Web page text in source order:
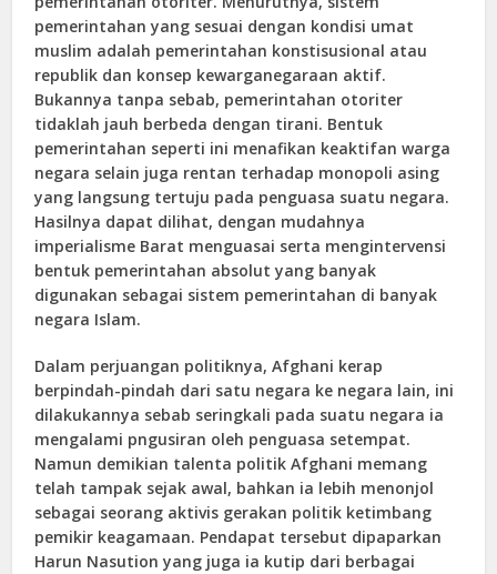
pemerintahan yang sesuai dengan kondisi umat
muslim adalah pemerintahan konstisusional atau
republik dan konsep kewarganegaraan aktif.
Bukannya tanpa sebab, pemerintahan otoriter
tidaklah jauh berbeda dengan tirani. Bentuk
pemerintahan seperti ini menafikan keaktifan warga
negara selain juga rentan terhadap monopoli asing
yang langsung tertuju pada penguasa suatu negara.
Hasilnya dapat dilihat, dengan mudahnya
imperialisme Barat menguasai serta mengintervensi
bentuk pemerintahan absolut yang banyak
digunakan sebagai sistem pemerintahan di banyak
negara Islam.
Dalam perjuangan politiknya, Afghani kerap
berpindah-pindah dari satu negara ke negara lain, ini
dilakukannya sebab seringkali pada suatu negara ia
mengalami pngusiran oleh penguasa setempat.
Namun demikian talenta politik Afghani memang
telah tampak sejak awal, bahkan ia lebih menonjol
sebagai seorang aktivis gerakan politik ketimbang
pemikir keagamaan. Pendapat tersebut dipaparkan
Harun Nasution yang juga ia kutip dari berbagai